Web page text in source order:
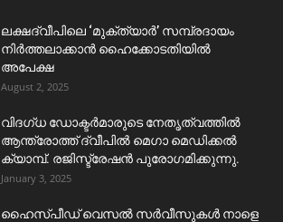
ലക്ഷദ്വീപിലെ ‘മുക്ത്യാർ’ സമ്പ്രദായം
നിർത്തലാക്കാൻ ഹൈക്കോടതിയിൽ
അപേക്ഷ
August 2, 2025
വിദഗ്ധ ഡോക്ടർമാരുടെ നേതൃത്വത്തിൽ
ആന്ത്രോത്ത് ദ്വീപിൽ മെഗാ മെഡിക്കൽ
ക്യാമ്പ്. രജിസ്ട്രേഷൻ പുരോഗമിക്കുന്നു.
January 3, 2025
ഹൈസ്പീഡ് വെസൽ സർവീസുകൾ നാളെ